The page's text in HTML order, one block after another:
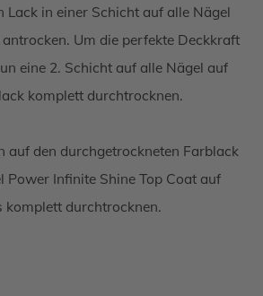
Lack in einer Schicht auf alle Nägel
Um die perfekte Deckkraft
eine 2. Schicht auf alle Nägel auf
komplett durchtrocknen.
auf den durchgetrockneten Farblack
Power Infinite Shine Top Coat auf
komplett durchtrocknen.